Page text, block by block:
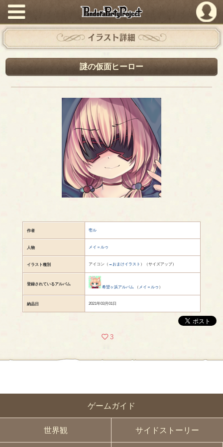
PandoraPartyProject
ゲームガイド
世界観 サイドストーリー
イラスト詳細
謎の仮面ヒーロー
作者 壱ル
人物 メイ＝ルゥ
イラスト種別 アイコン（ →おまけイラスト ）（サイズアップ）
登録されているアルバム
希望ヶ浜アルバム（ メイ＝ルゥ ）
納品日 2021年03月01日
3